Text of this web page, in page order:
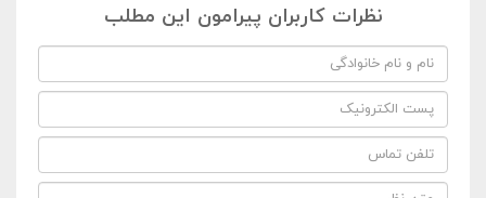
نظرات کاربران پیرامون این مطلب